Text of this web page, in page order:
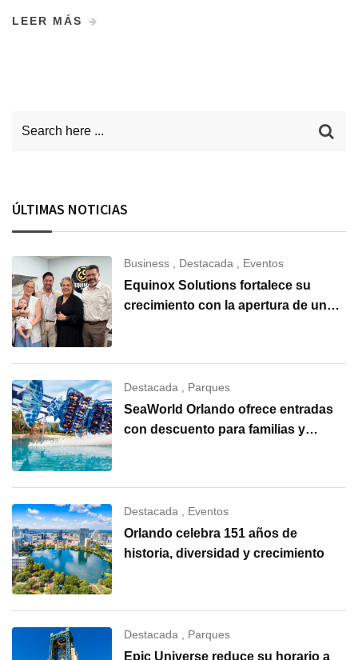
LEER MÁS
ÚLTIMAS NOTICIAS
Business , Destacada , Eventos
Equinox Solutions fortalece su
crecimiento con la apertura de una
Destacada Parques
SeaWorld Orlando ofrece entradas
con descuento para familias y
Destacada Eventos
Orlando celebra 151 años de
historia, diversidad y crecimiento
Destacada , Parques
Epic Universe reduce su horario a